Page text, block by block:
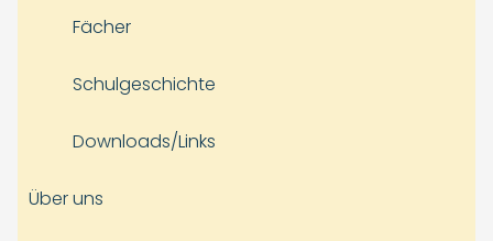
Fächer
Schulgeschichte
Downloads/Links
Über uns